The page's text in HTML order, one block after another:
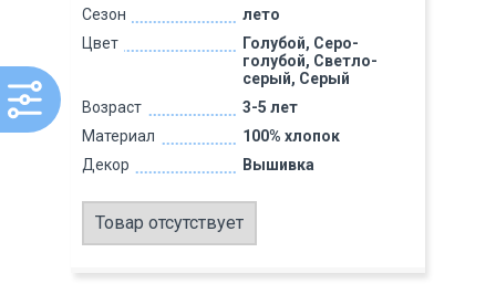
Сезон
лето
Цвет
Голубой, Серо-
голубой, Светло-
серый, Серый
Возраст
3-5 лет
Материал
100% хлопок
Декор
Вышивка
Товар отсутствует